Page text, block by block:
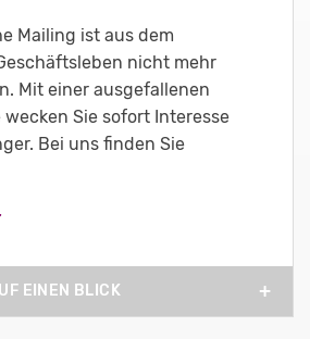
Mailing ist aus dem
nicht mehr
Mit einer ausgefallenen
wecken Sie sofort Interesse
Bei uns finden Sie
EINEN BLICK